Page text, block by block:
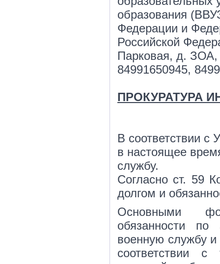
образования
Федерации и
Российской
Парковая, д.
84991650945,
ПРОКУРАТУРА
В соответствии
в настоящее
службу.
Согласно ст. 59
долгом и
Основными
обязанности
военную службу
соответствии